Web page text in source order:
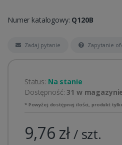
Numer katalogowy: Q120B
Zadaj pytanie Zapytanie
Status: Na stanie
Dostępność:31 w
* Powyżej dostępnej ilości, produkt
9,76 zł / szt.